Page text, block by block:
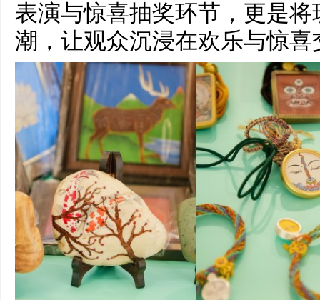
表演与惊喜抽奖环节，更是
潮，让观众沉浸在欢乐与惊